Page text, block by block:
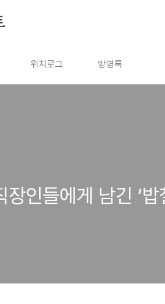
위치로그 방명록
인들에게 남긴 ‘밥